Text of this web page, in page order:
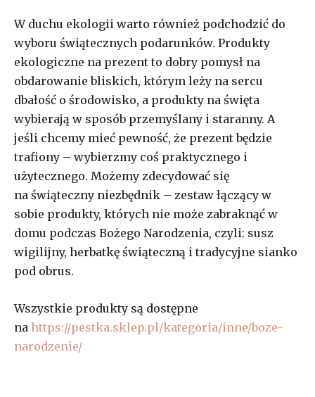
W duchu ekologii warto również podchodzić do
wyboru świątecznych podarunków. Produkty
ekologiczne na prezent to dobry pomysł na
obdarowanie bliskich, którym leży na sercu
dbałość o środowisko, a produkty na święta
wybierają w sposób przemyślany i staranny. A
jeśli chcemy mieć pewność, że prezent będzie
trafiony – wybierzmy coś praktycznego i
użytecznego. Możemy zdecydować się
na świąteczny niezbędnik – zestaw łączący w
sobie produkty, których nie może zabraknąć w
domu podczas Bożego Narodzenia, czyli: susz
wigilijny, herbatkę świąteczną i tradycyjne sianko
pod obrus.
Wszystkie produkty są dostępne
na https://pestka.sklep.pl/kategoria/inne/boze-
narodzenie/